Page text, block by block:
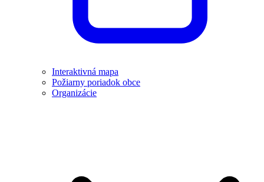
Interaktivná mapa
Požiarny poriadok obce
Organizácie